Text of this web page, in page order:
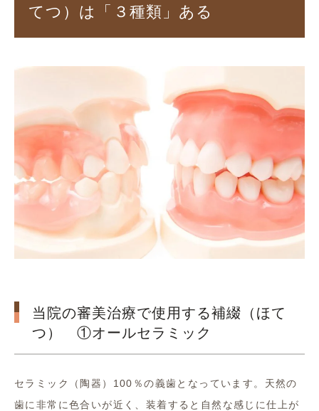
てつ）は「３種類」ある
当院の審美治療で使用する補綴（ほて
つ） ①オールセラミック
セラミック（陶器）100％の義歯となっています。天然の
歯に非常に色合いが近く、装着すると自然な感じに仕上が